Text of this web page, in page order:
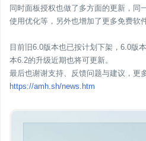
同时面板授权也做了多方面的更新，同
使用优化等，另外也增加了更多免费软
目前旧6.0版本也已按计划下架，6.0版
本6.2的升级近期也将可更新。
最后也谢谢支持、反馈问题与建议，更
https://amh.sh/news.htm